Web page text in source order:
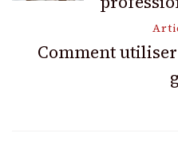
articles
Comment